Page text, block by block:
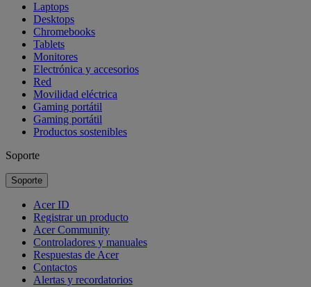
Laptops
Desktops
Chromebooks
Tablets
Monitores
Electrónica y accesorios
Red
Movilidad eléctrica
Gaming portátil
Gaming portátil
Productos sostenibles
Soporte
Soporte
Acer ID
Registrar un producto
Acer Community
Controladores y manuales
Respuestas de Acer
Contactos
Alertas y recordatorios